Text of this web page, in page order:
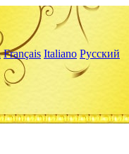
Français Italiano Русский